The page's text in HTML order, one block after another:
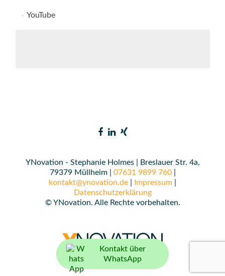
YouTube
YNovation - Stephanie Holmes | Breslauer Str. 4a,
79379 Müllheim | 07631 9899 760|
kontakt@ynovation.de
Impressum
Datenschutzerklärung
© YNovation. Alle Rechte vorbehalten.
Kontakt über
WhatsApp